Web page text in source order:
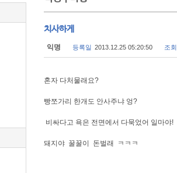
치사하게
익명 등록일 2013.12.25 05:20:50 조회
혼자 다처물래요?
빵쪼가리 한개도 안사주냐 엉?
비싸다고 욕은 전면에서 다묵었어 일마야!
돼지야 꿀꿀이 돈벌래 ㅋㅋㅋ